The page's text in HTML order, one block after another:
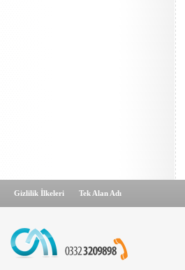
Gizlilik İlkeleri Tek Alan Adı